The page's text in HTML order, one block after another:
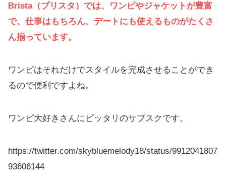
Brista（ブリスタ）では、ワンピやジャケットが豊富
で、仕事はもちろん、デートにも使えるものがたくさ
ん揃っています。
ワンピはそれだけでスタイルを完成させることができ
るので便利ですよね。
ワンピ大好きさんにピッタリのサブスクです。
https://twitter.com/skybluemelody18/status/9912041807
93606144